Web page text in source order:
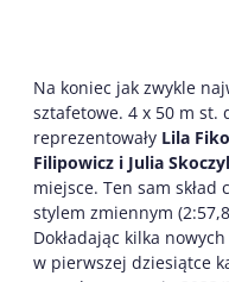
Na koniec jak zwykle
sztafetowe. 4 x 50 m st.
reprezentowały Lila
Filipowicz i Julia
miejsce. Ten sam skład
stylem zmiennym
Dokładając kilka
w pierwszej dziesiątce